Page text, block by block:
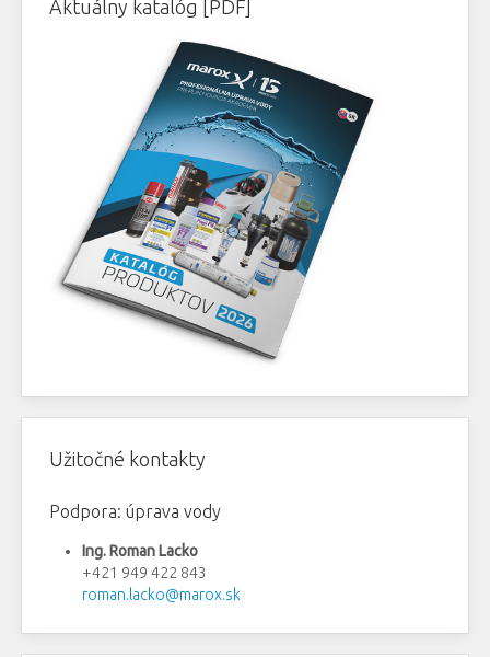
Aktuálny katalóg [PDF]
Užitočné kontakty
Podpora: úprava vody
Ing. Roman Lacko
+421 949 422 843
roman.lacko@marox.sk